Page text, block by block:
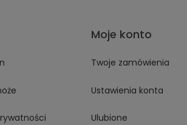
Moje konto
Twoje zamówienia
Ustawienia konta
Ulubione